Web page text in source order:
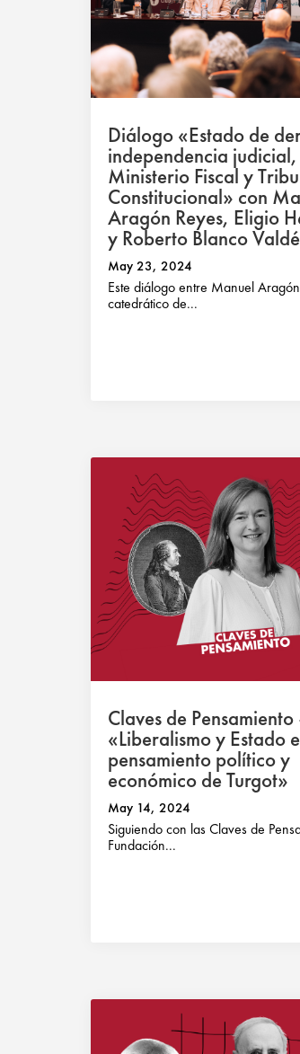
Diálogo «Estado de
independencia judicial,
Ministerio Fiscal y
Constitucional» con
Aragón Reyes, Eligio
y Roberto Blanco
May 23, 2024
Este diálogo entre Manuel
catedrático de...
Claves de
«Liberalismo y Estado
pensamiento político y
económico de Turgot»
May 14, 2024
Siguiendo con las Claves de
Fundación...